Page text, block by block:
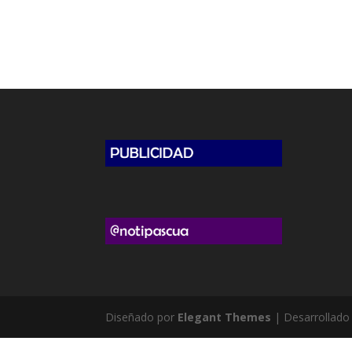
Diseñado por Elegant Themes |